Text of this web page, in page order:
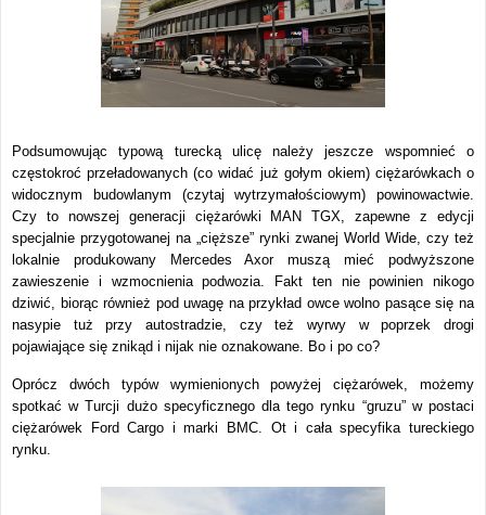
Podsumowując typową turecką ulicę należy jeszcze wspomnieć o
częstokroć przeładowanych (co widać już gołym okiem) ciężarówkach o
widocznym budowlanym (czytaj wytrzymałościowym) powinowactwie.
Czy to nowszej generacji ciężarówki MAN TGX, zapewne z edycji
specjalnie przygotowanej na „cięższe” rynki zwanej World Wide, czy też
lokalnie produkowany Mercedes Axor muszą mieć podwyższone
zawieszenie i wzmocnienia podwozia. Fakt ten nie powinien nikogo
dziwić, biorąc również pod uwagę na przykład owce wolno pasące się na
nasypie tuż przy autostradzie, czy też wyrwy w poprzek drogi
pojawiające się znikąd i nijak nie oznakowane. Bo i po co?
Oprócz dwóch typów wymienionych powyżej ciężarówek, możemy
spotkać w Turcji dużo specyficznego dla tego rynku “gruzu” w postaci
ciężarówek Ford Cargo i marki BMC. Ot i cała specyfika tureckiego
rynku.